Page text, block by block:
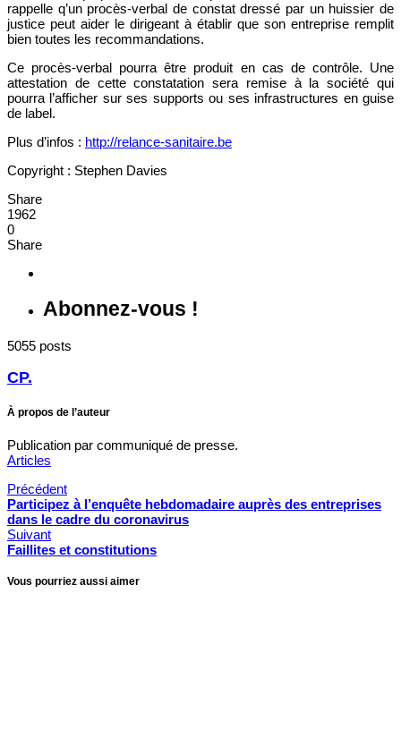
rappelle q’un procès-verbal de constat dressé par un huissier de
justice peut aider le dirigeant à établir que son entreprise remplit
bien toutes les recommandations.
Ce procès-verbal pourra être produit en cas de contrôle. Une
attestation de cette constatation sera remise à la société qui
pourra l’afficher sur ses supports ou ses infrastructures en guise
de label.
Plus d’infos : http://relance-sanitaire.be
Copyright : Stephen Davies
Share
1962
0
Share
Abonnez-vous !
5055 posts
CP.
À propos de l’auteur
Publication par communiqué de presse.
Articles
Précédent
Participez à l’enquête hebdomadaire auprès des entreprises
dans le cadre du coronavirus
Suivant
Faillites et constitutions
Vous pourriez aussi aimer